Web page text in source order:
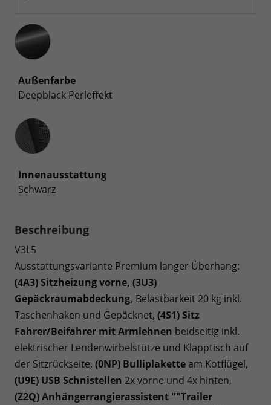
Außenfarbe
Deepblack Perleffekt
Innenausstattung
Innenausstattung
Schwarz
Beschreibung
V3L5
Ausstattungsvariante Premium langer Überhang:
(4A3) Sitzheizung vorne, (3U3)
Gepäckraumabdeckung, Belastbarkeit 20 kg inkl.
Taschenhaken und Gepäcknet, (4S1) Sitz
Fahrer/Beifahrer mit Armlehnen beidseitig inkl.
elektrischer Lendenwirbelstütze und Klapptisch auf
der Sitzrückseite, (0NP) Bulliplakette am Kotflügel,
(U9E) USB Schnistellen 2x vorne und 4x hinten,
(Z2Q) Anhängerrangierassistent ""Trailer